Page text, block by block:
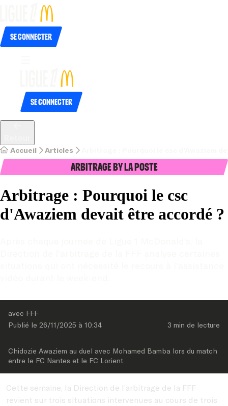
Se connecter
Se connecter
Accueil Articles
Arbitrage by La Poste
Arbitrage : Pourquoi le csc
d'Awaziem devait être accordé ?
avec FFF
Publié le 26/11/2025 à 10:34 3 min de lecture
Chidozie Awaziem au duel avec Mohamed Bamba lors du match
entre le FC Nantes et le FC Lorient.
Cette semaine, la Direction de l’arbitrage de la FFF
revient sur trois situations intervenues au cours de trois